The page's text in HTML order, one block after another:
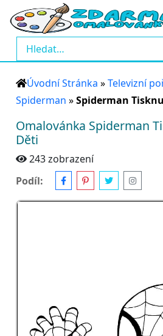
Úvodní Stránka »Televizní
Spiderman »Spiderman
Omalovánka Spiderman
Děti
243 zobrazení
Podíl: